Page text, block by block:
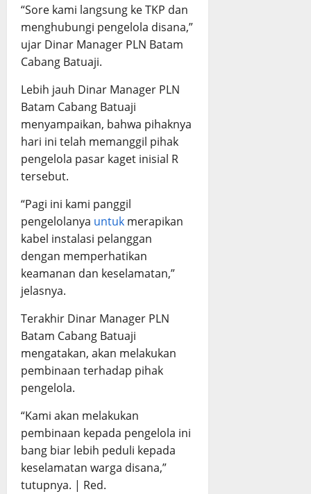
“Sore kami langsung ke TKP dan
menghubungi pengelola disana,”
ujar Dinar Manager PLN Batam
Cabang Batuaji.
Lebih jauh Dinar Manager PLN
Batam Cabang Batuaji
menyampaikan, bahwa pihaknya
hari ini telah memanggil pihak
pengelola pasar kaget inisial R
tersebut.
“Pagi ini kami panggil
pengelolanya untuk merapikan
kabel instalasi pelanggan
dengan memperhatikan
keamanan dan keselamatan,”
jelasnya.
Terakhir Dinar Manager PLN
Batam Cabang Batuaji
mengatakan, akan melakukan
pembinaan terhadap pihak
pengelola.
“Kami akan melakukan
pembinaan kepada pengelola ini
bang biar lebih peduli kepada
keselamatan warga disana,”
tutupnya. | Red.